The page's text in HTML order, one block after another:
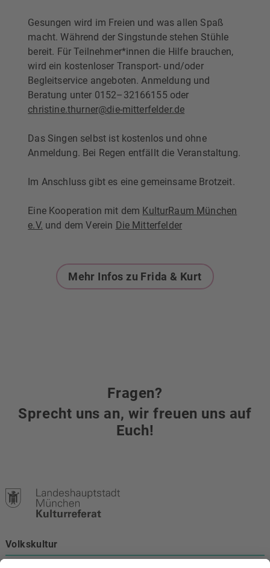
Gesungen wird im Freien und was allen Spaß
macht. Während der Singstunde stehen Stühle
bereit. Für Teilnehmer*innen die Hilfe brauchen,
wird ein kostenloser Transport- und/oder
Begleitservice angeboten. Anmeldung und
Beratung unter 0152–32166155 oder
christine.thurner@die-mitterfelder.de
Das Singen selbst ist kostenlos und ohne
Anmeldung. Bei Regen entfällt die Veranstaltung.
Im Anschluss gibt es eine gemeinsame Brotzeit.
Eine Kooperation mit dem KulturRaum München
e.V. und dem Verein Die Mitterfelder
Mehr Infos zu Frida & Kurt
Fragen?
Sprecht uns an, wir freuen uns auf
Euch!
Volkskultur